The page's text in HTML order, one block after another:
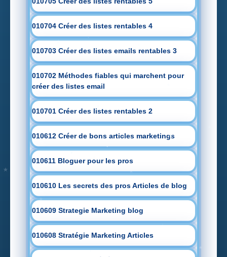
010704 Créer des listes rentables 4
010703 Créer des listes emails rentables 3
010702 Méthodes fiables qui marchent pour
créer des listes email
010701 Créer des listes rentables 2
010612 Créer de bons articles marketings
010611 Bloguer pour les pros
010610 Les secrets des pros Articles de blog
010609 Strategie Marketing blog
010608 Stratégie Marketing Articles